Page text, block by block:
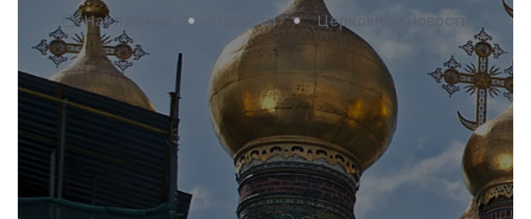
На главную Новости Церковные новости